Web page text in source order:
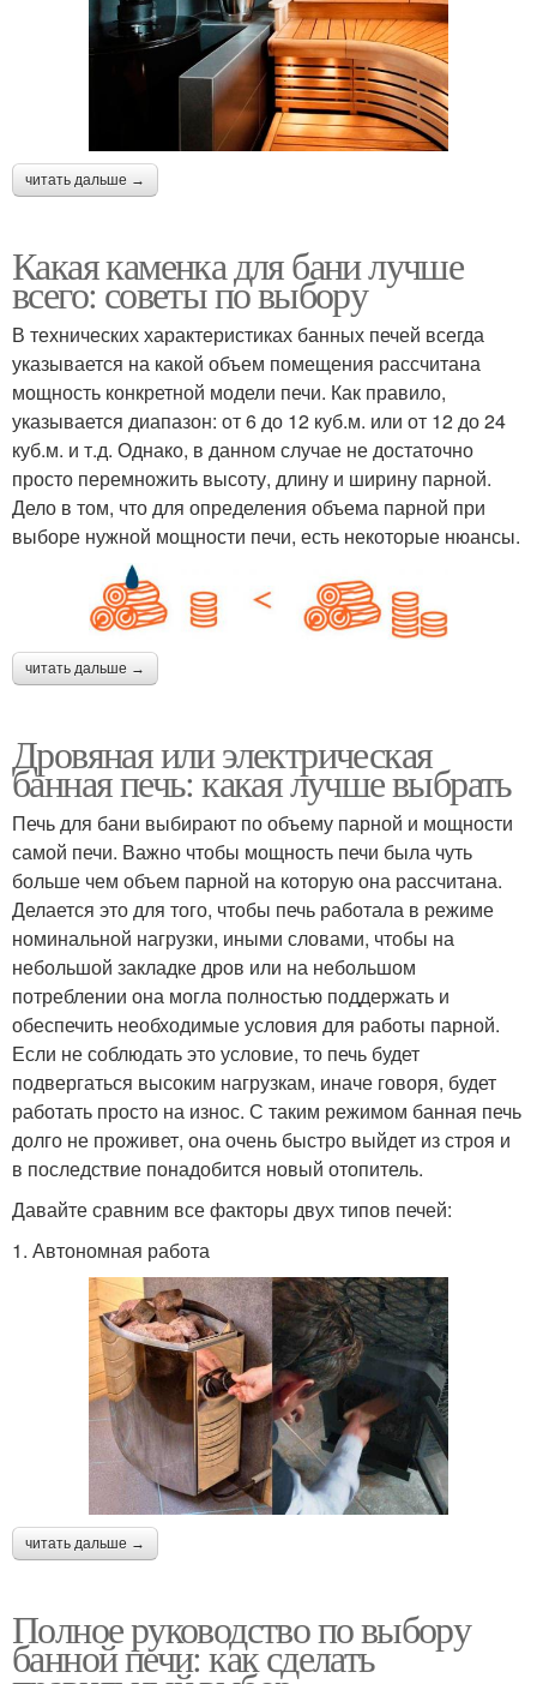
читать дальше →
Какая каменка для бани лучше
всего: советы по выбору
В технических характеристиках банных печей всегда
указывается на какой объем помещения рассчитана
мощность конкретной модели печи. Как правило,
указывается диапазон: от 6 до 12 куб.м. или от 12 до 24
куб.м. и т.д. Однако, в данном случае не достаточно
просто перемножить высоту, длину и ширину парной.
Дело в том, что для определения объема парной при
выборе нужной мощности печи, есть некоторые нюансы.
читать дальше →
Дровяная или электрическая
банная печь: какая лучше выбрать
Печь для бани выбирают по объему парной и мощности
самой печи. Важно чтобы мощность печи была чуть
больше чем объем парной на которую она рассчитана.
Делается это для того, чтобы печь работала в режиме
номинальной нагрузки, иными словами, чтобы на
небольшой закладке дров или на небольшом
потреблении она могла полностью поддержать и
обеспечить необходимые условия для работы парной.
Если не соблюдать это условие, то печь будет
подвергаться высоким нагрузкам, иначе говоря, будет
работать просто на износ. С таким режимом банная печь
долго не проживет, она очень быстро выйдет из строя и
в последствие понадобится новый отопитель.
Давайте сравним все факторы двух типов печей:
1. Автономная работа ​
читать дальше →
Полное руководство по выбору
банной печи: как сделать